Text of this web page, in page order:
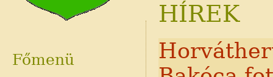
HÍREK
Főmenü
Adatvédelem
Jognyilatkozat
Kapcsolat